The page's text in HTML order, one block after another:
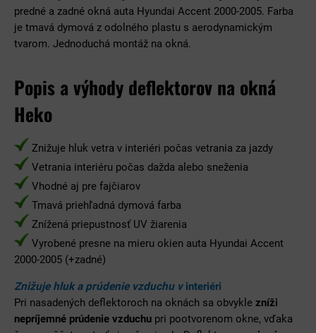
predné a zadné okná auta Hyundai Accent 2000-2005. Farba
je tmavá dymová z odolného plastu s aerodynamickým
tvarom. Jednoduchá montáž na okná.
Popis a výhody deflektorov na okná
Heko
Znižuje hluk vetra v interiéri počas vetrania za jazdy
Vetrania interiéru počas dažda alebo sneženia
Vhodné aj pre fajčiarov
Tmavá priehľadná dymová farba
Znížená priepustnosť UV žiarenia
Vyrobené presne na mieru okien auta Hyundai Accent
2000-2005 (+zadné)
Znižuje hluk a prúdenie vzduchu vinteriéri
Pri nasadených deflektoroch na oknách sa obvykle zníži
nepríjemné prúdenie vzduchu pri pootvorenom okne, vďaka